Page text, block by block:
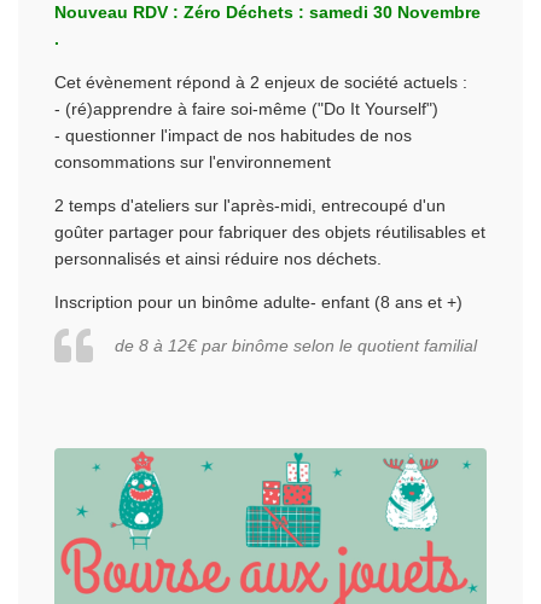
Nouveau RDV : Zéro Déchets : samedi 30 Novembre
.
Cet évènement répond à 2 enjeux de société actuels :
- (ré)apprendre à faire soi-même ("Do It Yourself")
- questionner l'impact de nos habitudes de nos
consommations sur l'environnement
2 temps d'ateliers sur l'après-midi, entrecoupé d'un
goûter partager pour fabriquer des objets réutilisables et
personnalisés et ainsi réduire nos déchets.
Inscription pour un binôme adulte- enfant (8 ans et +)
de 8 à 12€ par binôme selon le quotient familial